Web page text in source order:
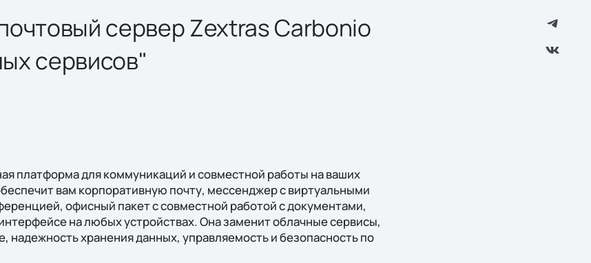
сервер Zextras Carbonio
сервисов"
платформа для коммуникаций и совместной работы на ваших
вам корпоративную почту, мессенджер с виртуальными
офисный пакет с совместной работой с документами,
на любых устройствах. Она заменит облачные сервисы,
надежность хранения данных, управляемость и безопасность по